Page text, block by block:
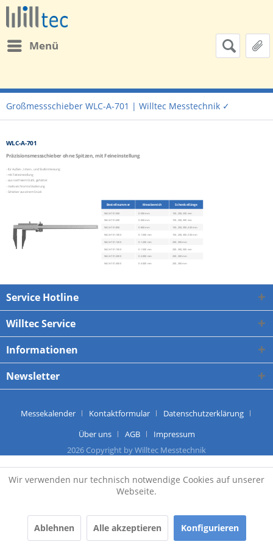
Menü
Großmessschieber WLC-A-701 | Willtec Messtechnik ✓
WLC-A-701
Präzisionsmessschieber ohne Spitzen, mit Feineinstellung
- für Außen-, Innen-, und Stufenmessung
- mit Feineinstellung
- aus rostfreiem Stahl, gehärtet
- mattverchromte Skalierung
- Schieber aus einem Stück
Bestellnummer Messbereich Schenkellänge
WLC-A-701.500 0-500 mm 150, 200, 250 mm
WLC-A-701.600 0-600 mm 150, 200, 300 mm
WLC-A-701.800 0-800 mm 150, 200, 300, 400 mm
WLC-A-701.1000 0-1.000 mm 150, 200, 300, 500 mm
WLC-A-701.1200 0-1.200 mm 200, 300 mm
WLC-A-701.1500 0-1.500 mm 200, 300, 500 mm
WLC-A-701 .2000 0-2.000 mm 200, 300 mm
WLC-A-701.3000 0-3.000 mm 200, 300 mm
Service Hotline
Willtec Service
Informationen
Newsletter
Messekalender Kontaktformular
Datenschutzerklärung
Über uns
AGB
Impressum
2026 Copyright by Willtec Messtechnik
Wir verwenden nur technisch notwendige Cookies auf unserer
Webseite.
Ablehnen Alle akzeptieren Konfigurieren